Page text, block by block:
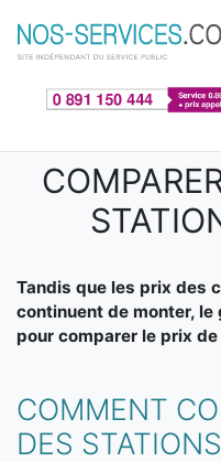
Aller au contenu principal
Tandis que les prix des
continuent de monter,
pour comparer le prix
COMMENT
DES